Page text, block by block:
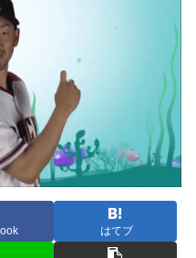
はてブ